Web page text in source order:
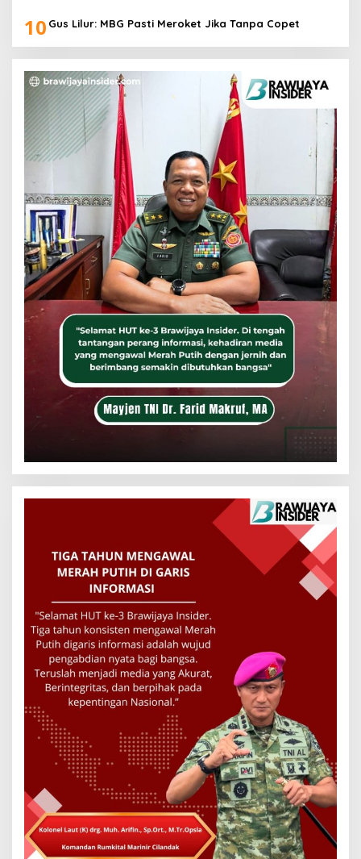
10 Gus Lilur: MBG Pasti Meroket Jika Tanpa Copet